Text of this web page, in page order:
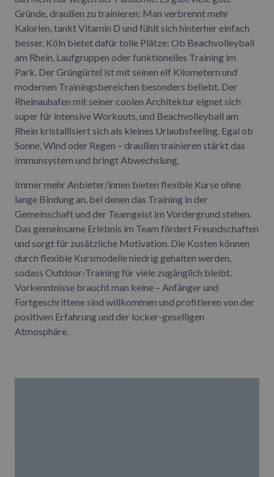
Gründe, draußen zu trainieren: Man verbrennt mehr
Kalorien, tankt Vitamin D und fühlt sich hinterher einfach
besser. Köln bietet dafür tolle Plätze: Ob Beachvolleyball
am Rhein, Laufgruppen oder funktionelles Training im
Park. Der Grüngürtel ist mit seinen elf Kilometern und
modernen Trainingsbereichen besonders beliebt. Der
Rheinauhafen mit seiner coolen Architektur eignet sich
super für intensive Workouts, und Beachvolleyball am
Rhein kristallisiert sich als kleines Urlaubsfeeling. Egal ob
Sonne, Wind oder Regen – draußen trainieren stärkt das
Immunsystem und bringt Abwechslung.
Immer mehr Anbieter/innen bieten flexible Kurse ohne
lange Bindung an, bei denen das Training in der
Gemeinschaft und der Teamgeist im Vordergrund stehen.
Das gemeinsame Erlebnis im Team fördert Freundschaften
und sorgt für zusätzliche Motivation. Die Kosten können
durch flexible Kursmodelle niedrig gehalten werden,
sodass Outdoor-Training für viele zugänglich bleibt.
Vorkenntnisse braucht man keine – Anfänger und
Fortgeschrittene sind willkommen und profitieren von der
positiven Erfahrung und der locker-geselligen
Atmosphäre.